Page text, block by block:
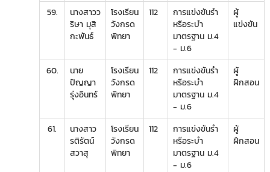
59.
นางสาวว
ริษา มุสิ
กะพันธ์
โรงเรียน
วังกรด
พิทยา
112
การแข่งขันรำ
หรือระบำ
มาตรฐาน ม.4
- ม.6
ผู้
แข่งขัน
60.
นาย
ปัญญา
รุ่งอินทร์
โรงเรียน
วังกรด
พิทยา
112
การแข่งขันรำ
หรือระบำ
มาตรฐาน ม.4
- ม.6
ผู้
ฝึกสอน
61.
นางสาว
รติรัตน์
สวาสุ
โรงเรียน
วังกรด
พิทยา
112
การแข่งขันรำ
หรือระบำ
มาตรฐาน ม.4
- ม.6
ผู้
ฝึกสอน